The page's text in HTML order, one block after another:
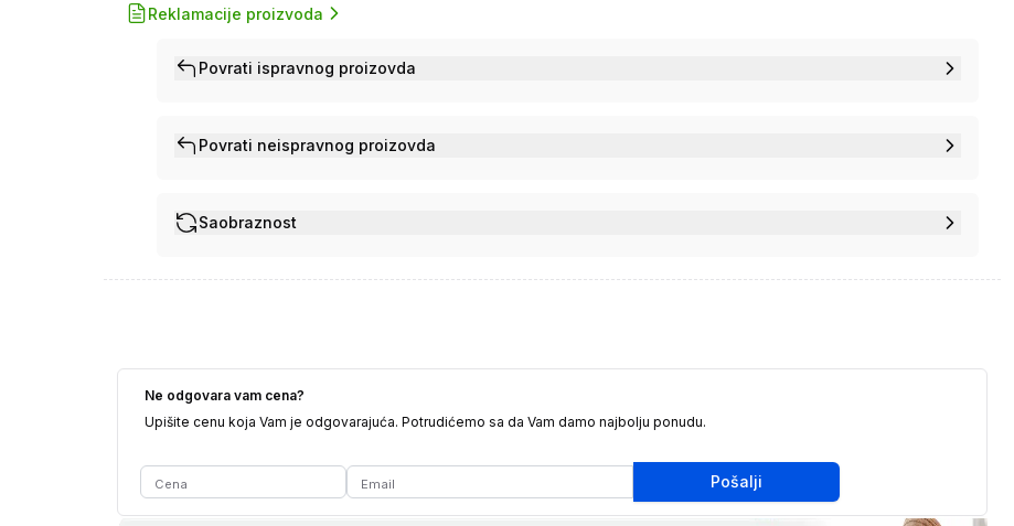
Reklamacije proizvoda
Povrati ispravnog proizovda
Povrati neispravnog proizovda
Saobraznost
Ne odgovara vam cena?
Upišite cenu koja Vam je odgovarajuća. Potrudićemo sa da Vam damo najbolju ponudu.
Pošalji